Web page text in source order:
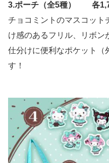
3.ポーチ（全5種） 各
チョコミントのマスコット
け感のあるフリル、リボ
仕分けに便利なポケット（
す！